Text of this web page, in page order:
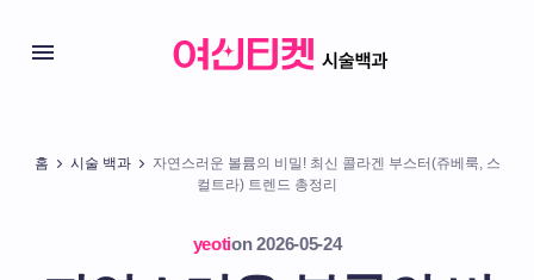
홈 시술 백과
자연스러운 볼륨의 비밀! 최신 콜라겐 부스터(쥬베룩, 스
컬트라) 트렌드 총정리
yeotion 2026-05-24